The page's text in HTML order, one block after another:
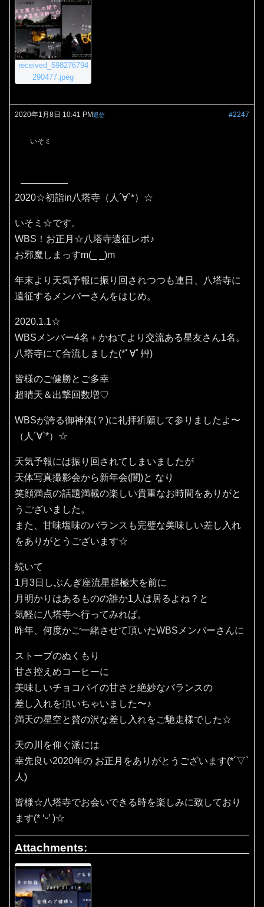
received_598276794
290477.jpeg
2020年1月8日 10:41 PM #2247
返信
いそミ
2020☆初詣in八塔寺（人´∀`*）☆
いそミ☆です。
WBS！お正月☆八塔寺遠征レポ♪
お邪魔しまっすm(_ _)m
年末より天気予報に振り回されつつも連日、八塔寺に
遠征するメンバーさんをはじめ。
2020.1.1☆
WBSメンバー4名＋かねてより交流ある星友さん1名。
八塔寺にて合流しました(*ﾟ∀ﾟ艸)
皆様のご健勝とご多幸
超晴天＆出撃回数増♡
WBSが誇る御神体(？)に礼拝祈願して参りましたよ〜
（人´∀`*）☆
天気予報には振り回されてしまいましたが
天体写真撮影会から新年会(闇)と なり
笑顔満点の話題満載の楽しい貴重なお時間をありがと
うございました。
また、甘味塩味のバランスも完璧な美味しい差し入れ
をありがとうございます☆
続いて
1月3日しぶんぎ座流星群極大を前に
月明かりはあるものの誰か1人は居るよね？と
気軽に八塔寺へ行ってみれば。
昨年、何度かご一緒させて頂いたWBSメンバーさんに
ストーブのぬくもり
甘さ控えめコーヒーに
美味しいチョコパイの甘さと絶妙なバランスの
差し入れを頂いちゃいました〜♪
満天の星空と贅の沢な差し入れをご馳走様でした☆
天の川を仰ぐ派には
幸先良い2020年の お正月をありがとうございます(*´▽`
人)
皆様☆八塔寺でお会いできる時を楽しみに致しており
ます(* ‘ᵕ’ )☆
Attachments: